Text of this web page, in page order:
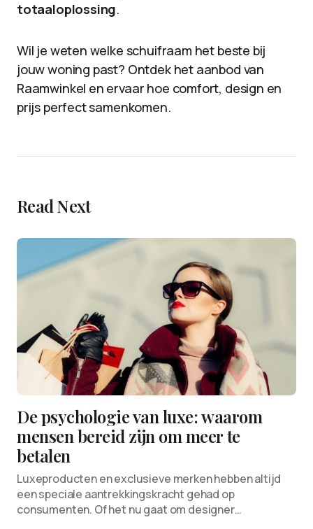
totaaloplossing.
Wil je weten welke schuifraam het beste bij
jouw woning past? Ontdek het aanbod van
Raamwinkel en ervaar hoe comfort, design en
prijs perfect samenkomen.
Read Next
De psychologie van luxe: waarom
mensen bereid zijn om meer te
betalen
Luxeproducten en exclusieve merken hebben altijd
een speciale aantrekkingskracht gehad op
consumenten. Of het nu gaat om designer…